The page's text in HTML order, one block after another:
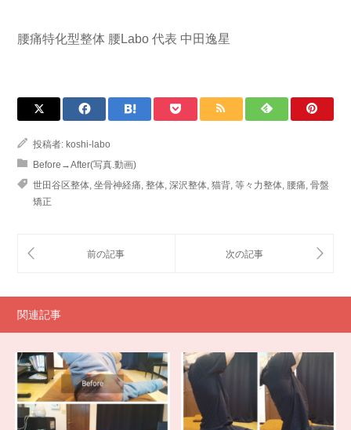
腰痛特化型整体 腰Labo 代表 中田逸星
投稿者: koshi-labo
Before→After(写真.動画)
世田谷区整体 坐骨神経痛 整体 深沢整体 猫背 等々力整体 腰痛 骨盤
矯正
関連記事